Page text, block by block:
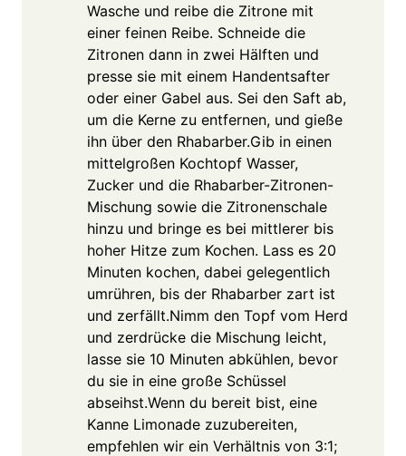
Wasche und reibe die Zitrone mit
einer feinen Reibe. Schneide die
Zitronen dann in zwei Hälften und
presse sie mit einem Handentsafter
oder einer Gabel aus. Sei den Saft ab,
um die Kerne zu entfernen, und gieße
ihn über den Rhabarber.Gib in einen
mittelgroßen Kochtopf Wasser,
Zucker und die Rhabarber-Zitronen-
Mischung sowie die Zitronenschale
hinzu und bringe es bei mittlerer bis
hoher Hitze zum Kochen. Lass es 20
Minuten kochen, dabei gelegentlich
umrühren, bis der Rhabarber zart ist
und zerfällt.Nimm den Topf vom Herd
und zerdrücke die Mischung leicht,
lasse sie 10 Minuten abkühlen, bevor
du sie in eine große Schüssel
abseihst.Wenn du bereit bist, eine
Kanne Limonade zuzubereiten,
empfehlen wir ein Verhältnis von 3:1;